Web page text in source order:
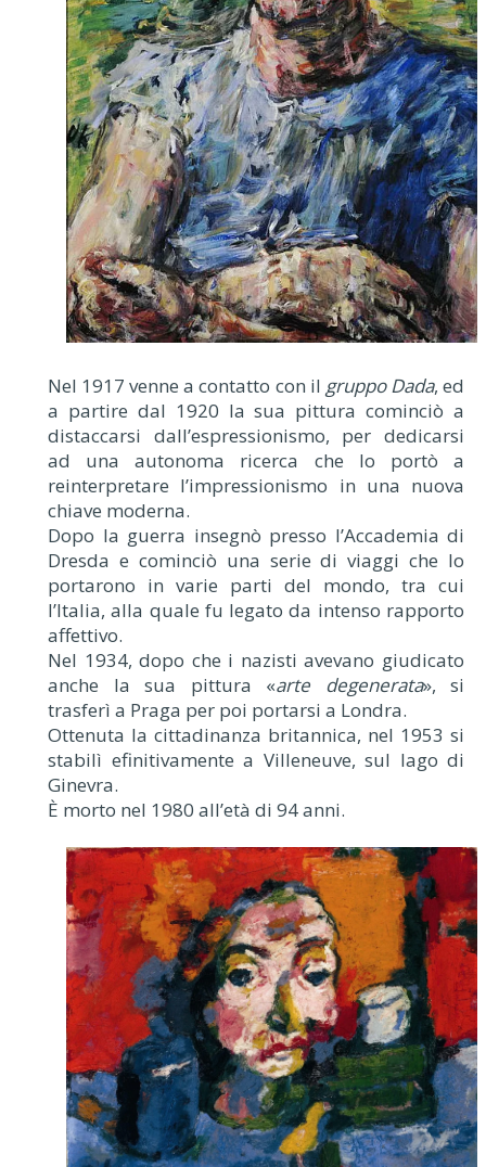
Nel 1917 venne a contatto con il gruppo Dada, ed
a partire dal 1920 la sua pittura cominciò a
distaccarsi dall’espressionismo, per dedicarsi
ad una autonoma ricerca che lo portò a
reinterpretare l’impressionismo in una nuova
chiave moderna.
Dopo la guerra insegnò presso l’Accademia di
Dresda e cominciò una serie di viaggi che lo
portarono in varie parti del mondo, tra cui
l’Italia, alla quale fu legato da intenso rapporto
affettivo.
Nel 1934, dopo che i nazisti avevano giudicato
anche la sua pittura «arte degenerata», si
trasferì a Praga per poi portarsi a Londra.
Ottenuta la cittadinanza britannica, nel 1953 si
stabilì efinitivamente a Villeneuve, sul lago di
Ginevra.
È morto nel 1980 all’età di 94 anni.